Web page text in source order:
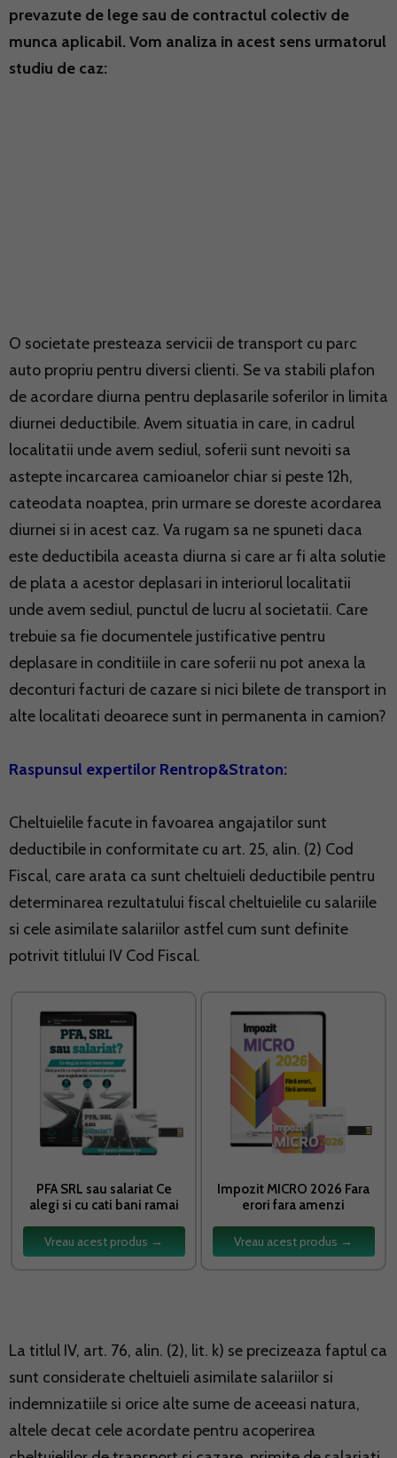
prevazute de lege sau de contractul colectiv de
munca aplicabil. Vom analiza in acest sens urmatorul
studiu de caz:
O societate presteaza servicii de transport cu parc
auto propriu pentru diversi clienti. Se va stabili plafon
de acordare diurna pentru deplasarile soferilor in limita
diurnei deductibile. Avem situatia in care, in cadrul
localitatii unde avem sediul, soferii sunt nevoiti sa
astepte incarcarea camioanelor chiar si peste 12h,
cateodata noaptea, prin urmare se doreste acordarea
diurnei si in acest caz. Va rugam sa ne spuneti daca
este deductibila aceasta diurna si care ar fi alta solutie
de plata a acestor deplasari in interiorul localitatii
unde avem sediul, punctul de lucru al societatii. Care
trebuie sa fie documentele justificative pentru
deplasare in conditiile in care soferii nu pot anexa la
deconturi facturi de cazare si nici bilete de transport in
alte localitati deoarece sunt in permanenta in camion?
Raspunsul expertilor Rentrop&Straton:
Cheltuielile facute in favoarea angajatilor sunt
deductibile in conformitate cu art. 25, alin. (2) Cod
Fiscal, care arata ca sunt cheltuieli deductibile pentru
determinarea rezultatului fiscal cheltuielile cu salariile
si cele asimilate salariilor astfel cum sunt definite
potrivit titlului IV Cod Fiscal.
PFA SRL sau salariat Ce
alegi si cu cati bani ramai
Vreau acest produs →
Impozit MICRO 2026 Fara
erori fara amenzi
Vreau acest produs →
La titlul IV, art. 76, alin. (2), lit. k) se precizeaza faptul ca
sunt considerate cheltuieli asimilate salariilor si
indemnizatiile si orice alte sume de aceeasi natura,
altele decat cele acordate pentru acoperirea